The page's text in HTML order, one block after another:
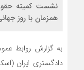
نشست کمیته
همزمان با روز
به گزارش روابط
دادگستری ایران